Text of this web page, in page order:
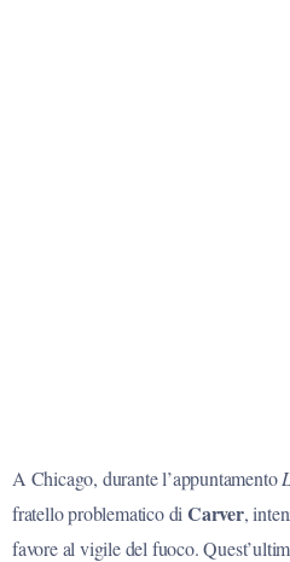
A Chicago, durante l’appuntamento
fratello problematico diCarver,
favore al vigile del fuoco.